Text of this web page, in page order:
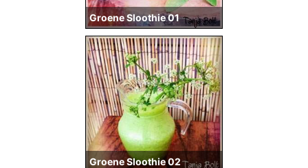
Groene Sloothie 01
Groene Sloothie 02